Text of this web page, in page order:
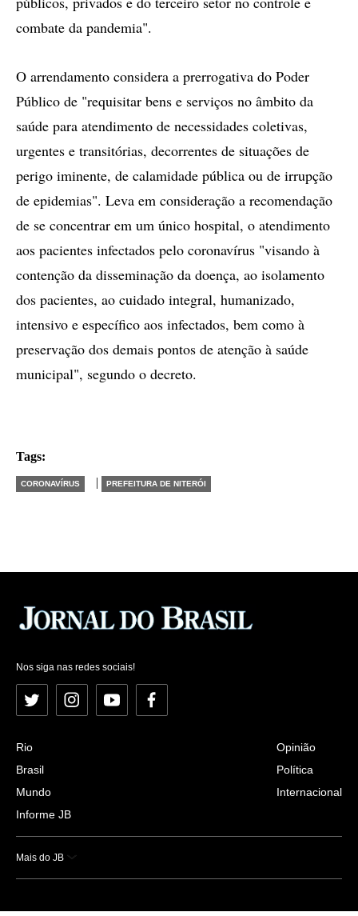
combate da pandemia".
O arrendamento considera a prerrogativa do Poder
Público de "requisitar bens e serviços no âmbito da
saúde para atendimento de necessidades coletivas,
urgentes e transitórias, decorrentes de situações de
perigo iminente, de calamidade pública ou de irrupção
de epidemias". Leva em consideração a recomendação
de se concentrar em um único hospital, o atendimento
aos pacientes infectados pelo coronavírus "visando à
contenção da disseminação da doença, ao isolamento
dos pacientes, ao cuidado integral, humanizado,
intensivo e específico aos infectados, bem como à
preservação dos demais pontos de atenção à saúde
municipal", segundo o decreto.
Tags:
CORONAVÍRUS | PREFEITURA DE NITERÓI
Nos siga nas redes sociais!
Twitter InstagramYouTubeFacebook
Rio
Brasil
Mundo
Informe JB
Opinião
Política
Internacional
Mais do JB
Esportes